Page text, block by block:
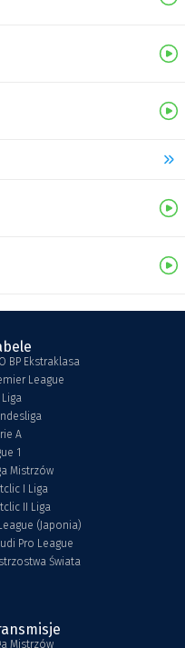
BP Ekstraklasa
League
Liga
A
1
Mistrzów
I Liga
II Liga
League (Japonia)
Pro League
Świata
Mistrzów